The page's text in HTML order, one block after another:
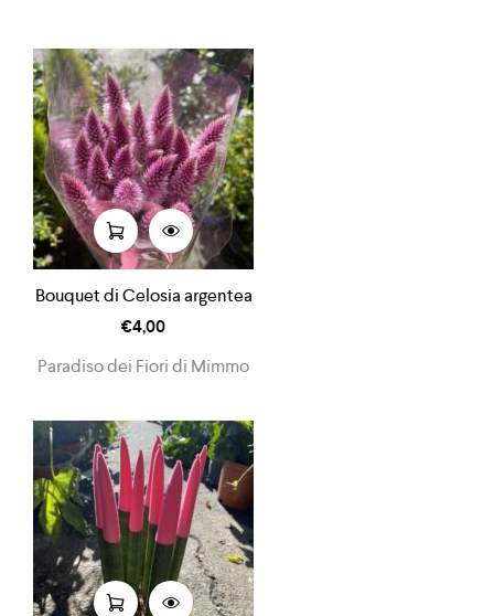
Bouquet di Celosia argentea
€4,00
Paradiso dei Fiori di Mimmo